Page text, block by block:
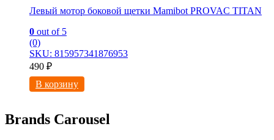
Левый мотор боковой щетки Mamibot PROVAC TITAN
0 out of 5
(0)
SKU: 815957341876953
490 ₽
В корзину
Brands Carousel